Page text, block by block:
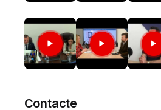
ContacteDosar